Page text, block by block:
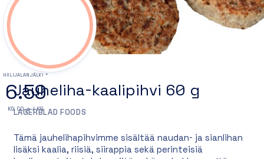
HIILIJALANJÄLKI *
6.59
KG CO₂e / KG
Jauheliha-kaalipihvi 60 g
LAGERBLAD FOODS
Tämä jauhelihapihvimme sisältää naudan- ja sianlihan
lisäksi kaalia, riisiä, siirappia sekä perinteisiä